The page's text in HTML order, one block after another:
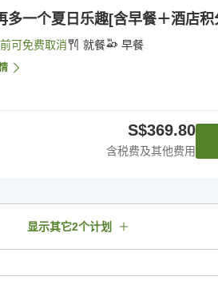
多一个夏日乐趣[含早餐＋酒店积
前可免费取消 就餐 早餐
S$369.80
含税费及其他费用
显示其它2个计划